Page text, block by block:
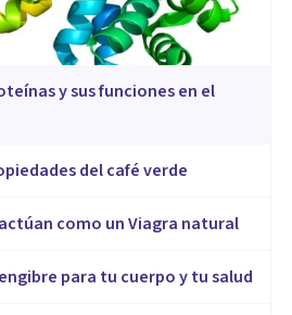
y sus funciones en el
del café verde
como un Viagra natural
para tu cuerpo y tu salud